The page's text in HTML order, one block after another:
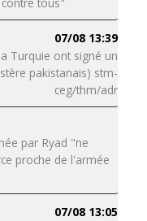
07/08 13:39
Turquie ont signé un
pakistanais) stm-
ceg/thm/adr
par Ryad "ne
proche de l'armée
07/08 13:05